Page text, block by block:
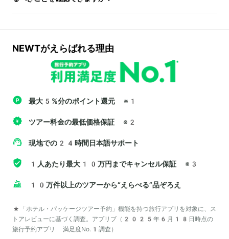
NEWTがえらばれる理由
最大5%分のポイント還元 ※1
ツアー料金の最低価格保証 ※2
現地での24時間日本語サポート
1人あたり最大10万円までキャンセル保証 ※3
10万件以上のツアーから“えらべる”品ぞろえ
*「ホテル・パッケージツアー予約」機能を持つ旅行アプリを対象に、ス
トアレビューに基づく調査。アプリブ（2025年6月18日時点の
旅行予約アプリ 満足度No.1調査）